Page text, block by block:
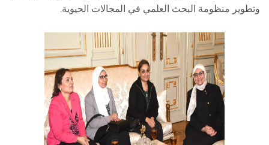
وتطوير منظومة البحث العلمي في المجالات الحيوية.